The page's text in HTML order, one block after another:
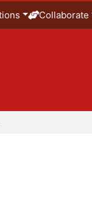
Collaborate